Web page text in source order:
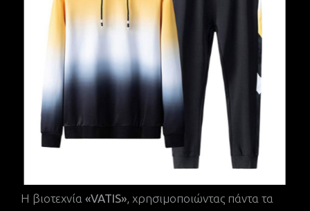
Η βιοτεχνία «VATIS», χρησιμοποιώντας πάντα τα